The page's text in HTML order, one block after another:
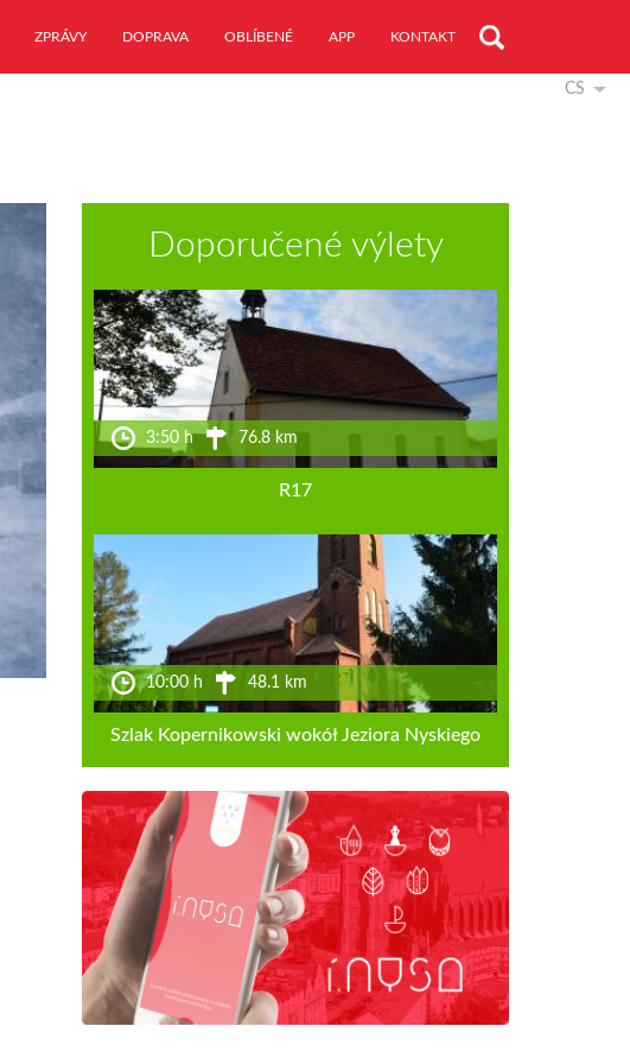
ZPRÁVY DOPRAVA OBLÍBENÉ APP KONTAKT
CS
Doporučené výlety
3:50 h 76.8 km
R17
10:00 h 48.1 km
Szlak Kopernikowski wokół Jeziora Nyskiego